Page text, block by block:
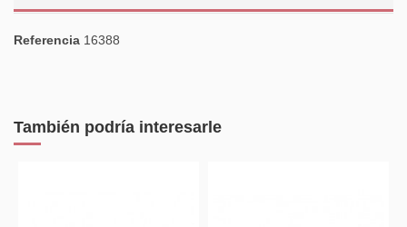
Referencia 16388
También podría interesarle